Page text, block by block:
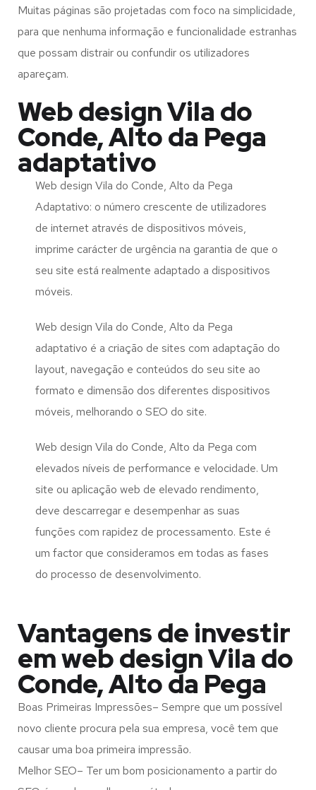
Muitas páginas são projetadas com foco na simplicidade,
para que nenhuma informação e funcionalidade estranhas
que possam distrair ou confundir os utilizadores
apareçam.
Web design Vila do
Conde, Alto da Pega
adaptativo
Web design Vila do Conde, Alto da Pega
Adaptativo: o número crescente de utilizadores
de internet através de dispositivos móveis,
imprime carácter de urgência na garantia de que o
seu site está realmente adaptado a dispositivos
móveis.
Web design Vila do Conde, Alto da Pega
adaptativo é a criação de sites com adaptação do
layout, navegação e conteúdos do seu site ao
formato e dimensão dos diferentes dispositivos
móveis, melhorando o SEO do site.
Web design Vila do Conde, Alto da Pega com
elevados níveis de performance e velocidade. Um
site ou aplicação web de elevado rendimento,
deve descarregar e desempenhar as suas
funções com rapidez de processamento. Este é
um factor que consideramos em todas as fases
do processo de desenvolvimento.
Vantagens de investir
em web design Vila do
Conde, Alto da Pega
Boas Primeiras Impressões– Sempre que um possível
novo cliente procura pela sua empresa, você tem que
causar uma boa primeira impressão.
Melhor SEO– Ter um bom posicionamento a partir do